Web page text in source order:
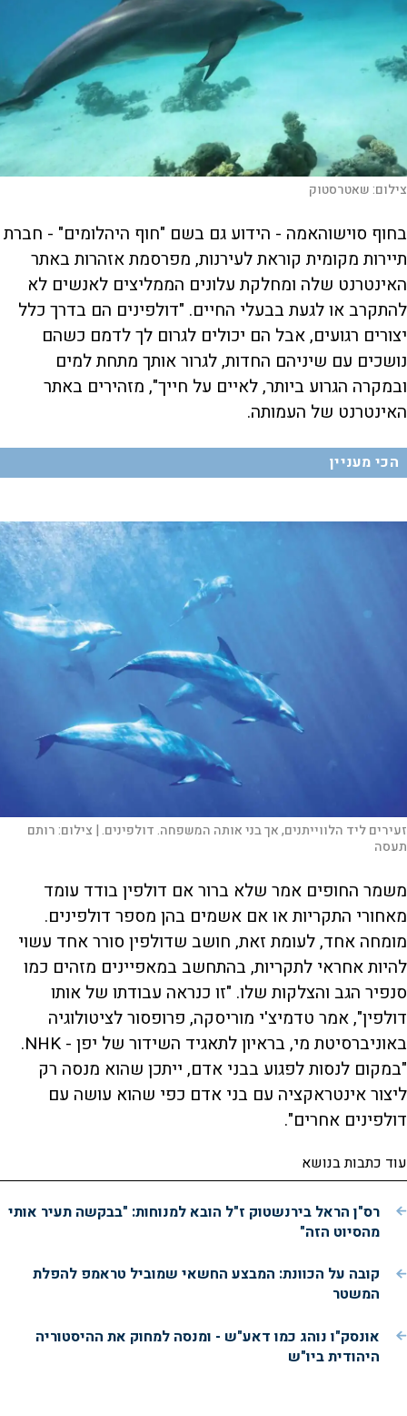
צילום:שאטרסטוק
בחוף סוישוהאמה - הידוע גם בשם "חוף היהלומים" - חברת
תיירות מקומית קוראת לעירנות, מפרסמת אזהרות באתר
האינטרנט שלה ומחלקת עלונים הממליצים לאנשים לא
להתקרב או לגעת בבעלי החיים. "דולפינים הם בדרך כלל
יצורים רגועים, אבל הם יכולים לגרום לך לדמם כשהם
נושכים עם שיניהם החדות, לגרור אותך מתחת למים
ובמקרה הגרוע ביותר, לאיים על חייך", מזהירים באתר
האינטרנט של העמותה.
הכי מעניין
זעירים ליד הלווייתנים, אך בני אותה המשפחה. דולפינים. | צילום:רותם
תעסה
משמר החופים אמר שלא ברור אם דולפין בודד עומד
מאחורי התקריות או אם אשמים בהן מספר דולפינים.
מומחה אחד, לעומת זאת, חושב שדולפין סורר אחד עשוי
להיות אחראי לתקריות, בהתחשב במאפיינים מזהים כמו
סנפיר הגב והצלקות שלו. "זו כנראה עבודתו של אותו
דולפין", אמר טדמיצ'י מוריסקה, פרופסור לציטולוגיה
באוניברסיטת מי, בראיון לתאגיד השידור של יפן - NHK.
"במקום לנסות לפגוע בבני אדם, ייתכן שהוא מנסה רק
ליצור אינטראקציה עם בני אדם כפי שהוא עושה עם
דולפינים אחרים".
עוד כתבות בנושא
רס"ן הראל בירנשטוק ז"ל הובא למנוחות: "בבקשה תעיר אותי
מהסיוט הזה"
קובה על הכוונת: המבצע החשאי שמוביל טראמפ להפלת
המשטר
אונסק"ו נוהג כמו דאע"ש - ומנסה למחוק את ההיסטוריה
היהודית ביו"ש